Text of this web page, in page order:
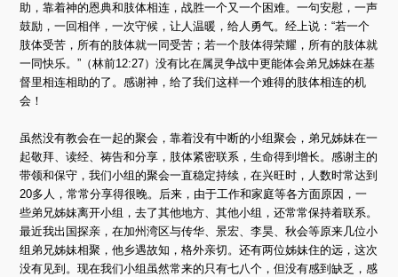
助，靠着神的恩典和肢体相连，战胜一个又一个困难。一句安慰，一声
鼓励，一回相伴，一次守候，让人温暖，给人勇气。经上说：“若一个
肢体受苦，所有的肢体就一同受苦；若一个肢体得荣耀，所有的肢体就
一同快乐。”（林前12:27）没有比在属灵争战中更能体会弟兄姊妹在基
督里相连相助的了。感谢神，给了我们这样一个难得的肢体相连的机
会！
虽然没有教会在一起的聚会，靠着没有中断的小组聚会，弟兄姊妹在一
起敬拜、读经、祷告和分享，肢体紧密联系，生命得到增长。感谢主的
带领和保守，我们小组的聚会一直稳定持续，在兴旺时，人数时常达到
20多人，常常分享得很晚。后来，由于工作和家庭等各方面原因，一
些弟兄姊妹离开小组，去了其他地方、其他小组，还常常保持着联系。
最近我出国探亲，在加州湾区与传华、景宏、李昊、秋会等原来几位小
组弟兄姊妹相聚，他乡遇故知，格外亲切。还有两位姊妹住的远，这次
没有见到。现在我们小组虽然常来的只有七八个，但没有感到缺乏，感